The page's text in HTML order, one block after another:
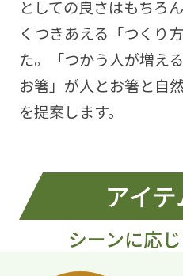
としての良さはもちろ
くつきあえる「つくり
た。「つかう人が増え
お箸」が人とお箸と自
を提案します。
アイ
シーンに応